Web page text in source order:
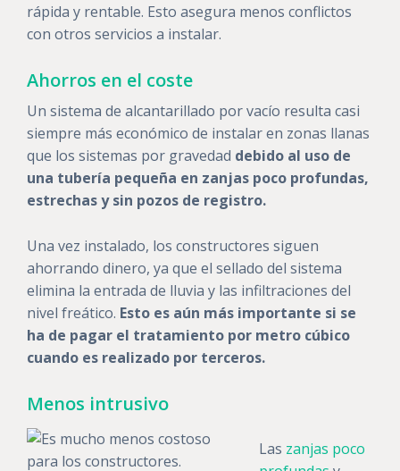
rápida y rentable. Esto asegura menos conflictos
con otros servicios a instalar.
Ahorros en el coste
Un sistema de alcantarillado por vacío resulta casi
siempre más económico de instalar en zonas llanas
que los sistemas por gravedad debido al uso de
una tubería pequeña en zanjas poco profundas,
estrechas y sin pozos de registro.
Una vez instalado, los constructores siguen
ahorrando dinero, ya que el sellado del sistema
elimina la entrada de lluvia y las infiltraciones del
nivel freático. Esto es aún más importante si se
ha de pagar el tratamiento por metro cúbico
cuando es realizado por terceros.
Menos intrusivo
Las zanjas poco